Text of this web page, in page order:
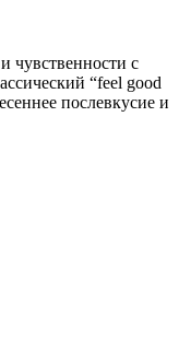
чувственности с
“feel good
послевкусие и